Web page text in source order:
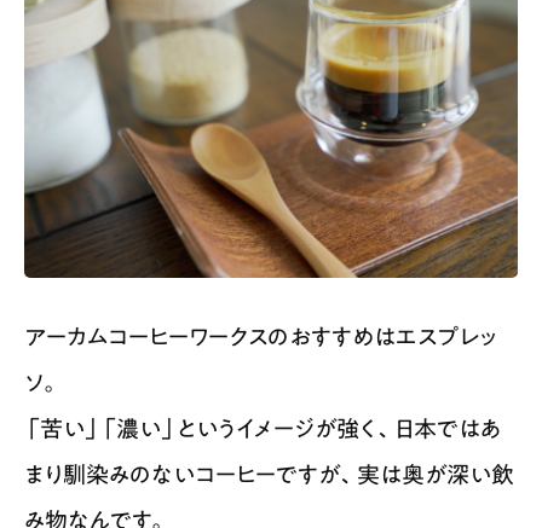
アーカムコーヒーワークスのおすすめはエスプレッ
ソ。
「苦い」「濃い」というイメージが強く、日本ではあ
まり馴染みのないコーヒーですが、実は奥が深い飲
み物なんです。